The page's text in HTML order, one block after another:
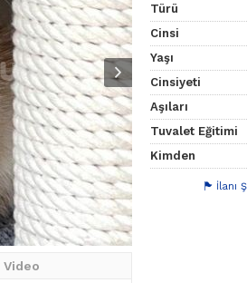
Video
Türü
Cinsi
Yaşı
Cinsiyeti
Aşıları
Tuvalet Eğitimi
Kimden
İlanı